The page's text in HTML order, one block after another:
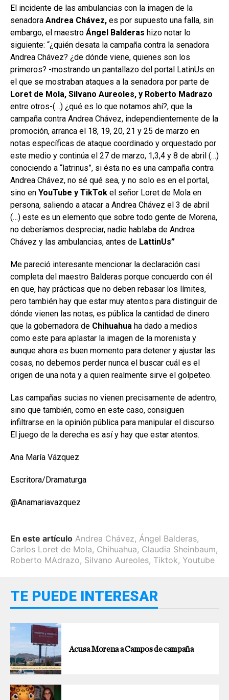
El incidente de las ambulancias con la imagen de la
senadora Andrea Chávez, es por supuesto una falla, sin
embargo, el maestro Ángel Balderas hizo notar lo
siguiente: “¿quién desata la campaña contra la senadora
Andrea Chávez? ¿de dónde viene, quienes son los
primeros? -mostrando un pantallazo del portal LatinUs en
el que se mostraban ataques a la senadora por parte de
Loret de Mola, Silvano Aureoles, y Roberto Madrazo
entre otros-(…) ¿qué es lo que notamos ahí?, que la
campaña contra Andrea Chávez, independientemente de la
promoción, arranca el 18, 19, 20, 21 y 25 de marzo en
notas específicas de ataque coordinado y orquestado por
este medio y continúa el 27 de marzo, 1,3,4 y 8 de abril (…)
conociendo a “latrinus”, si ésta no es una campaña contra
Andrea Chávez, no sé qué sea, y no solo es en el portal,
sino en YouTube y TikTok el señor Loret de Mola en
persona, saliendo a atacar a Andrea Chávez el 3 de abril
(…) este es un elemento que sobre todo gente de Morena,
no deberíamos despreciar, nadie hablaba de Andrea
Chávez y las ambulancias, antes de LattinUs”
Me pareció interesante mencionar la declaración casi
completa del maestro Balderas porque concuerdo con él
en que, hay prácticas que no deben rebasar los límites,
pero también hay que estar muy atentos para distinguir de
dónde vienen las notas, es pública la cantidad de dinero
que la gobernadora de Chihuahua ha dado a medios
como este para aplastar la imagen de la morenista y
aunque ahora es buen momento para detener y ajustar las
cosas, no debemos perder nunca el buscar cuál es el
origen de una nota y a quien realmente sirve el golpeteo.
Las campañas sucias no vienen precisamente de adentro,
sino que también, como en este caso, consiguen
infiltrarse en la opinión pública para manipular el discurso.
El juego de la derecha es así y hay que estar atentos.
Ana María Vázquez
Escritora/Dramaturga
@Anamariavazquez
En este artículo Andrea Chávez, Ángel Balderas,
Carlos Loret de Mola, Chihuahua, Claudia Sheinbaum,
Roberto MAdrazo, Silvano Aureoles, Tiktok, Youtube
TE PUEDE INTERESAR
Acusa Morena a Campos de campaña